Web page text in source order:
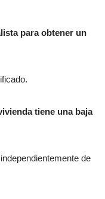
para obtener un
tiene una baja
de